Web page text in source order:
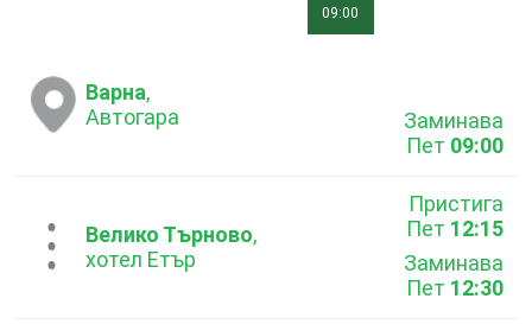
09:00
Варна,
Автогара
Заминава
Пет 09:00
...Велико Търново,
хотел Етър
Пристига
Пет 12:15
Заминава
Пет 12:30